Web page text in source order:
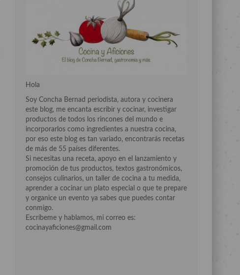
Hola
Soy Concha Bernad periodista, autora y cocinera
este blog, me encanta escribir y cocinar, investigar
productos de todos los rincones del mundo e
incorporarlos como ingredientes a nuestra cocina,
por eso este blog es tan variado, encontrarás recetas
de más de 55 países diferentes.
Si necesitas una receta, apoyo en el lanzamiento y
promoción de tus productos, textos gastronómicos,
consejos culinarios, un taller de cocina a tu medida,
aprender a cocinar un plato especial o que te prepare
y organice un evento ya sabes que puedes contar
conmigo.
Escríbeme y hablamos, mi correo es:
cocinayaficiones@gmail.com